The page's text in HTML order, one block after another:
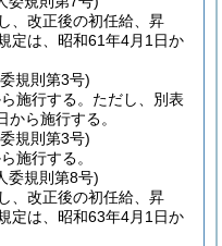
、改正後の初任給、昇
定は、昭和61年4月1日か
規則第3号)
施行する。 ただし、別表
ら施行する。
規則第3号)
施行する。
委規則第8号)
、改正後の初任給、昇
定は、昭和63年4月1日か